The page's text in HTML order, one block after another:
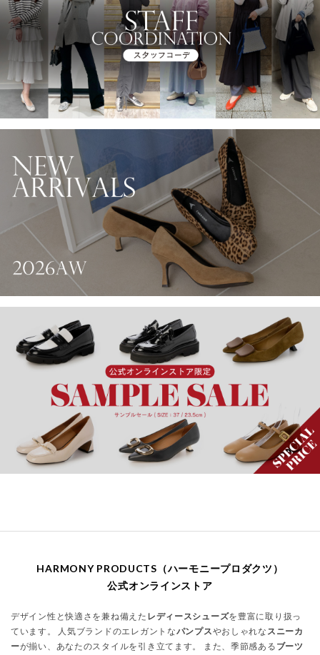
HARMONY PRODUCTS（ハーモニープロダクツ）
公式オンラインストア
デザイン性と快適さを兼ね備えた レディースシューズを豊富に取り扱っ
ています。 人気ブランドのエレガントなパンプスやおしゃれな スニーカ
ーが揃い、あなたのスタイルを引き立てます。 また、季節感ある ブーツ